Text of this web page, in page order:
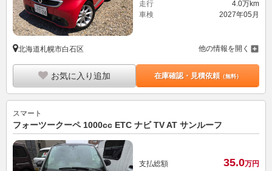
走行
4.0万km
車検
2027年05月
北海道札幌市白石区 他の情報を開く
お気に入り追加 在庫確認・見積依頼（無料）
スマート
フォーツークーペ 1000cc ETC ナビ TV AT サンルーフ
支払総額 35.0万円